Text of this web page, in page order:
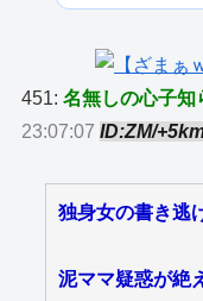
451:名無しの心子知
23:07:07ID:ZM/
独身女の書き逃
泥ママ疑惑が絶